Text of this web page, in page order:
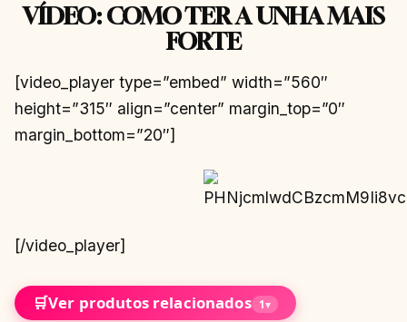
VÍDEO: COMO TER A UNHA MAIS
FORTE
[video_player type=”embed” width=”560″
height=”315″ align=”center” margin_top=”0″
margin_bottom=”20″]
[/video_player]
🛒Ver produtos relacionados 1▾